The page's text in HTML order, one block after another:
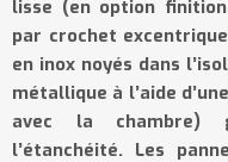
lisse (en option
par crochet
en inox noyés dans l’
métallique à l’aide d’
avec la chambre)
l’étanchéité. Les